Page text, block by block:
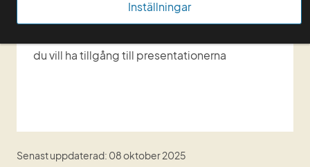
Inställningar
du vill ha tillgång till presentationerna
Senast uppdaterad: 08 oktober 2025